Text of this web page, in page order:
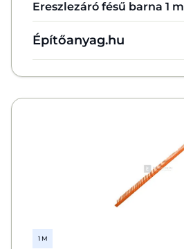
Ereszlezáró fésű barna 1 m
Építőanyag.hu
1 M